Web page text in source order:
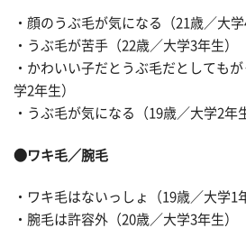
・顔のうぶ毛が気になる（21歳／大学
・うぶ毛が苦手（22歳／大学3年生）
・かわいい子だとうぶ毛だとしても
学2年生）
・うぶ毛が気になる（19歳／大学2年
●ワキ毛／腕毛
・ワキ毛はないっしょ（19歳／大学1
・腕毛は許容外（20歳／大学3年生）